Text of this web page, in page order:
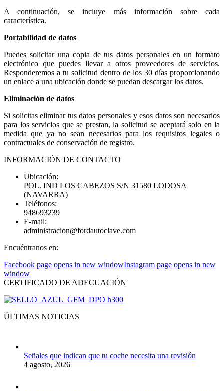
A continuación, se incluye más información sobre cada
característica.
Portabilidad de datos
Puedes solicitar una copia de tus datos personales en un formato
electrónico que puedes llevar a otros proveedores de servicios.
Responderemos a tu solicitud dentro de los 30 días proporcionando
un enlace a una ubicación donde se puedan descargar los datos.
Eliminación de datos
Si solicitas eliminar tus datos personales y esos datos son necesarios
para los servicios que se prestan, la solicitud se aceptará solo en la
medida que ya no sean necesarios para los requisitos legales o
contractuales de conservación de registro.
INFORMACIÓN DE CONTACTO
Ubicación:
POL. IND LOS CABEZOS S/N 31580 LODOSA
(NAVARRA)
Teléfonos:
948693239
E-mail:
administracion@fordautoclave.com
Encuéntranos en:
Facebook page opens in new windowInstagram page opens in new
window
CERTIFICADO DE ADECUACIÓN
ÚLTIMAS NOTICIAS
Señales que indican que tu coche necesita una revisión
4 agosto, 2026